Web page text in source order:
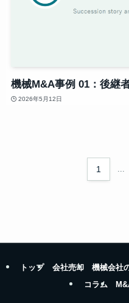
機械M&A事例 01：後継
2026年5月12日
1
トップ 会社売却 機械会社
コラム